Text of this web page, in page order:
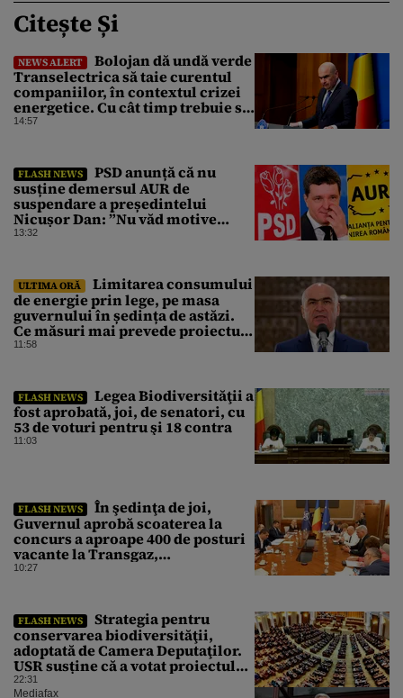
Citește Și
NEWS ALERT
Bolojan dă undă verde
Transelectrica să taie curentul
companiilor, în contextul crizei
energetice. Cu cât timp trebuie să
le anunțe înainte
14:57
FLASH NEWS
PSD anunță că nu
susține demersul AUR de
suspendare a președintelui
Nicușor Dan: ”Nu văd motive
pentru care președintele ar trebui
13:32
ULTIMA ORĂ
Limitarea consumului
de energie prin lege, pe masa
guvernului în ședința de astăzi.
Ce măsuri mai prevede proiectul
în caz de pandemie, cutremur sau
11:58
FLASH NEWS
Legea Biodiversităţii a
fost aprobată, joi, de senatori, cu
53 de voturi pentru şi 18 contra
11:03
FLASH NEWS
În şedinţa de joi,
Guvernul aprobă scoaterea la
concurs a aproape 400 de posturi
vacante la Transgaz,
Transelectrica şi Hidroelectrica
10:27
FLASH NEWS
Strategia pentru
conservarea biodiversităţii,
adoptată de Camera Deputaţilor.
USR susține că a votat proiectul
cu amendamentele PSD pentru a
22:31
Mediafax